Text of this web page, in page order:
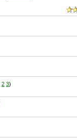
2 3)